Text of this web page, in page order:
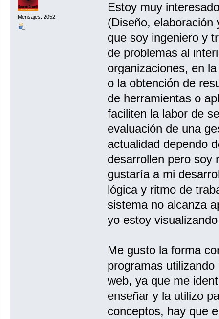
Mensajes: 2052
Estoy muy
(Diseño, elaboración
que soy ingeniero y
de problemas al
organizaciones, en
o la obtención de
de herramientas o
faciliten la labor de
evaluación de una
actualidad dependo
desarrollen pero soy
gustaría a mi
lógica y ritmo de
sistema no alcanza
yo estoy
Me gusto la forma
programas
web, ya que me
enseñar y la utilizo
conceptos, hay que